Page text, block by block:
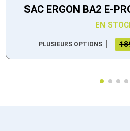
SAC ERGON BA2 E-
EN
PLUSIEURS OPTIONS
LE
LE